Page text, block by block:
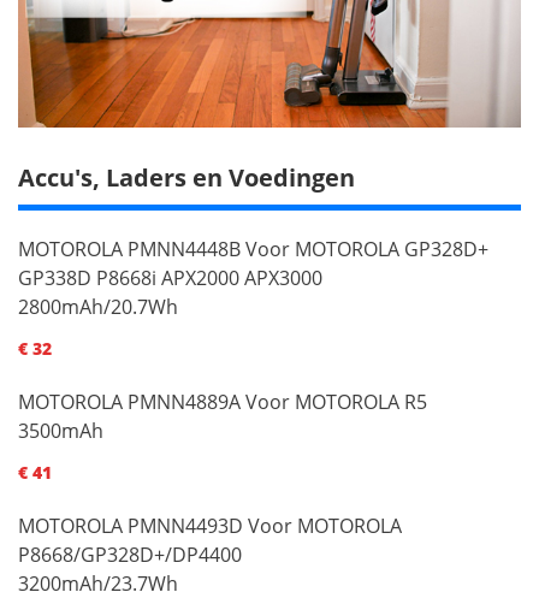
Accu's, Laders en Voedingen
MOTOROLA PMNN4448B Voor MOTOROLA GP328D+
GP338D P8668i APX2000 APX3000
2800mAh/20.7Wh
€ 32
MOTOROLA PMNN4889A Voor MOTOROLA R5
3500mAh
€ 41
MOTOROLA PMNN4493D Voor MOTOROLA
P8668/GP328D+/DP4400
3200mAh/23.7Wh